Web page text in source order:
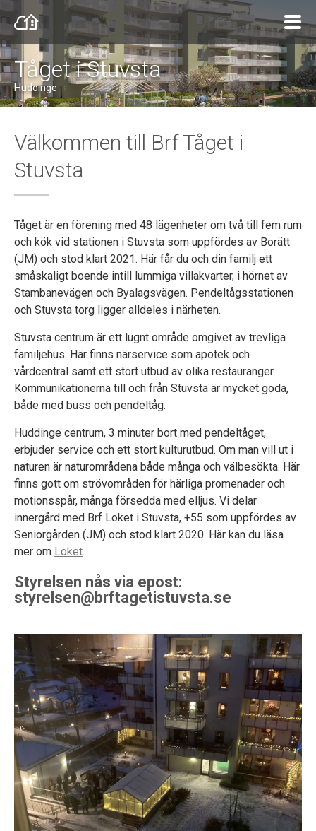
Tåget i Stuvsta
Huddinge
Välkommen till Brf Tåget i
Stuvsta
Tåget är en förening med 48 lägenheter om två till fem rum
och kök vid stationen i Stuvsta som uppfördes av Borätt
(JM) och stod klart 2021. Här får du och din familj ett
småskaligt boende intill lummiga villakvarter, i hörnet av
Stambanevägen och Byalagsvägen. Pendeltågsstationen
och Stuvsta torg ligger alldeles i närheten.
Stuvsta centrum är ett lugnt område omgivet av trevliga
familjehus. Här finns närservice som apotek och
vårdcentral samt ett stort utbud av olika restauranger.
Kommunikationerna till och från Stuvsta är mycket goda,
både med buss och pendeltåg.
Huddinge centrum, 3 minuter bort med pendeltåget,
erbjuder service och ett stort kulturutbud. Om man vill ut i
naturen är naturområdena både många och välbesökta. Här
finns gott om strövområden för härliga promenader och
motionsspår, många försedda med elljus. Vi delar
innergård med Brf Loket i Stuvsta, +55 som uppfördes av
Seniorgården (JM) och stod klart 2020. Här kan du läsa
mer om Loket.
Styrelsen nås via epost:
styrelsen@brftagetistuvsta.se